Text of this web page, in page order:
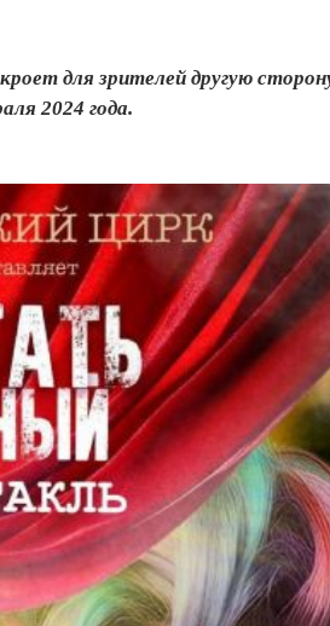
для зрителей другую
2024 года.